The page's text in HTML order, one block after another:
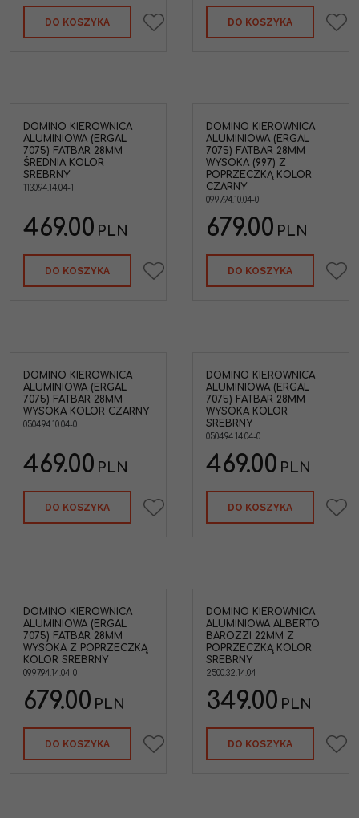
DO KOSZYKA DO KOSZYKA
DOMINO KIEROWNICA
ALUMINIOWA (ERGAL
7075) FATBAR 28MM
ŚREDNIA KOLOR
SREBRNY
1130.94.14.04-1
469.00 PLN
DO KOSZYKA
DOMINO KIEROWNICA
ALUMINIOWA (ERGAL
7075) FATBAR 28MM
WYSOKA (997) Z
POPRZECZKĄ KOLOR
CZARNY
0997.94.10.04-0
679.00 PLN
DO KOSZYKA
DOMINO KIEROWNICA
ALUMINIOWA (ERGAL
7075) FATBAR 28MM
WYSOKA KOLOR CZARNY
0504.94.10.04-0
469.00 PLN
DO KOSZYKA
DOMINO KIEROWNICA
ALUMINIOWA (ERGAL
7075) FATBAR 28MM
WYSOKA KOLOR
SREBRNY
0504.94.14.04-0
469.00 PLN
DO KOSZYKA
DOMINO KIEROWNICA
ALUMINIOWA (ERGAL
7075) FATBAR 28MM
WYSOKA Z POPRZECZKĄ
KOLOR SREBRNY
0997.94.14.04-0
679.00 PLN
DO KOSZYKA
DOMINO KIEROWNICA
ALUMINIOWA ALBERTO
BAROZZI 22MM Z
POPRZECZKĄ KOLOR
SREBRNY
2500.32.14.04
349.00 PLN
DO KOSZYKA